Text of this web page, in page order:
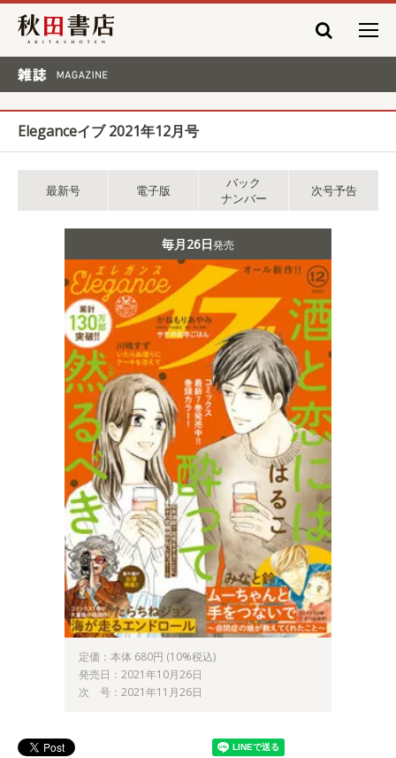
秋田書店
Eleganceイブ 2021年12月号
最新号 電子版
バック
ナンバー
次号予告
毎月26日発売
定価：本体 680円 (10%税込)
発売日：2021年10月26日
次 号：2021年11月26日